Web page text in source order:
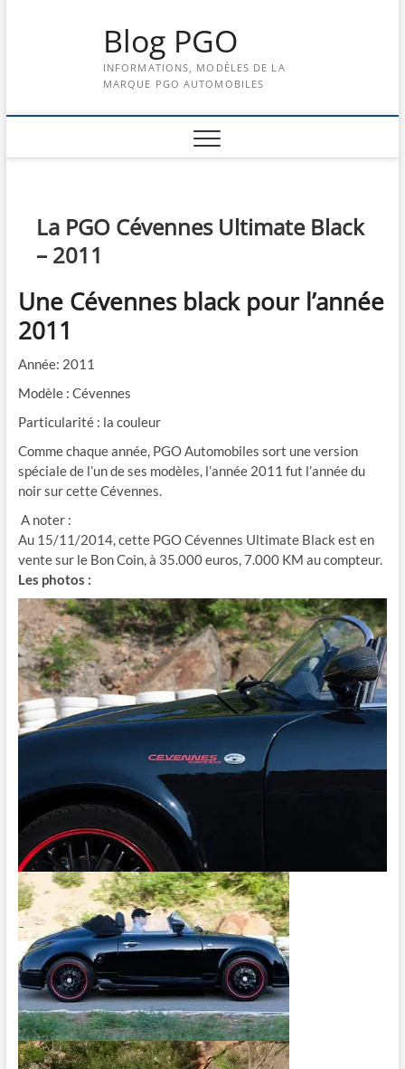
Blog PGO
INFORMATIONS, MODÈLES DE LA
MARQUE PGO AUTOMOBILES
La PGO Cévennes Ultimate Black
– 2011
Une Cévennes black pour l’année
2011
Année: 2011
Modèle : Cévennes
Particularité : la couleur
Comme chaque année, PGO Automobiles sort une version
spéciale de l’un de ses modèles, l’année 2011 fut l’année du
noir sur cette Cévennes.
A noter :
Au 15/11/2014, cette PGO Cévennes Ultimate Black est en
vente sur le Bon Coin, à 35.000 euros, 7.000 KM au compteur.
Les photos :